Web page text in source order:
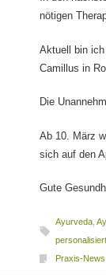
nötigen
Aktuell bin
Camillus in
Die
Ab 10. März
sich auf den
Gute
Ayurveda ,
Praxis-News